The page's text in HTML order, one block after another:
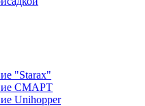
"Starax"
СМАРТ
Unihopper